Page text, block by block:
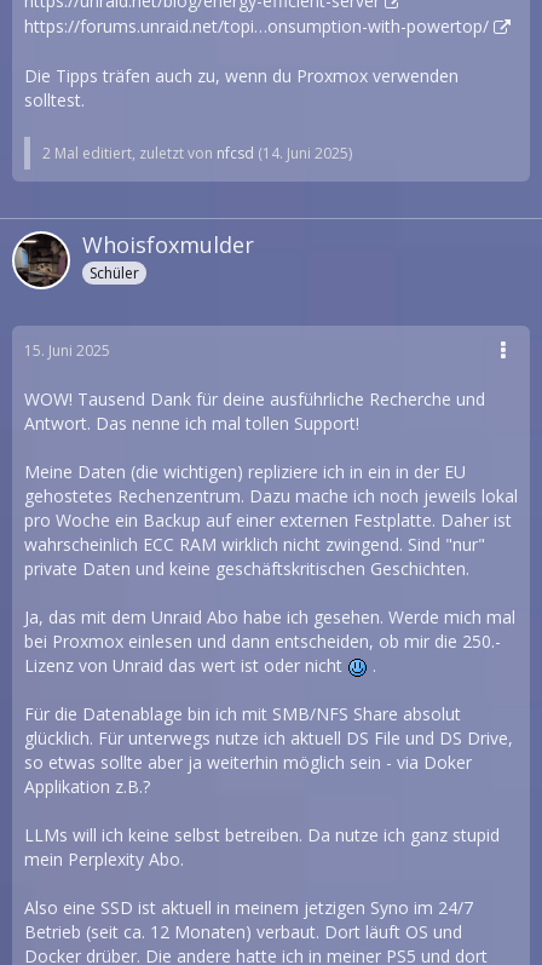
https://forums.unraid.net/topi…onsumption-with-powertop/
Die Tipps träfen auch zu, wenn du Proxmox verwenden
solltest.
2 Mal editiert, zuletzt von nfcsd (14. Juni 2025)
Whoisfoxmulder
Schüler
15. Juni 2025
WOW! Tausend Dank für deine ausführliche Recherche und
Antwort. Das nenne ich mal tollen Support!
Meine Daten (die wichtigen) repliziere ich in ein in der EU
gehostetes Rechenzentrum. Dazu mache ich noch jeweils lokal
pro Woche ein Backup auf einer externen Festplatte. Daher ist
wahrscheinlich ECC RAM wirklich nicht zwingend. Sind "nur"
private Daten und keine geschäftskritischen Geschichten.
Ja, das mit dem Unraid Abo habe ich gesehen. Werde mich mal
bei Proxmox einlesen und dann entscheiden, ob mir die 250.-
Lizenz von Unraid das wert ist oder nicht
.
Für die Datenablage bin ich mit SMB/NFS Share absolut
glücklich. Für unterwegs nutze ich aktuell DS File und DS Drive,
so etwas sollte aber ja weiterhin möglich sein - via Doker
Applikation z.B.?
LLMs will ich keine selbst betreiben. Da nutze ich ganz stupid
mein Perplexity Abo.
Also eine SSD ist aktuell in meinem jetzigen Syno im 24/7
Betrieb (seit ca. 12 Monaten) verbaut. Dort läuft OS und
Docker drüber. Die andere hatte ich in meiner PS5 und dort